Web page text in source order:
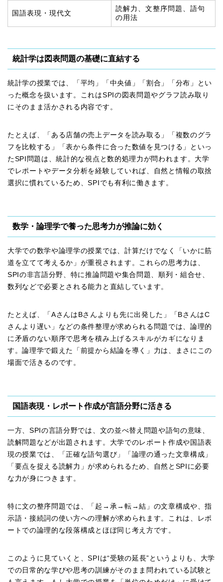
国語表現・現代文
読解力、文整序問題、語句
の用法
統計学は図表問題の基礎に直結する
統計学の授業では、「平均」「中央値」「割合」「分布」とい
った概念を扱います。これはSPIの図表問題やグラフ読み取り
にそのまま活かされる内容です。
たとえば、「ある店舗の売上データを読み取る」「複数のグラ
フを比較する」「表から条件に合った数値を見つける」といっ
たSPI問題は、統計的な視点と数的処理力が問われます。大学
でレポートやデータ分析を経験していれば、自然と情報の取捨
選択に慣れているため、SPIでも有利に働きます。
数学・論理学で養った思考力が推論に効く
大学での数学や論理学の授業では、計算だけでなく「いかに筋
道を立てて考えるか」が重視されます。これらの思考力は、
SPIの非言語分野、特に推論問題や集合問題、順列・組合せ、
数列などで必要とされる能力と直結しています。
たとえば、「AさんはBさんよりも先に出発した」「BさんはC
さんより遅い」などの条件整理が求められる問題では、論理的
に矛盾のない順序で思考を積み上げるスキルがカギになりま
す。論理学で鍛えた「前提から結論を導く」力は、まさにこの
場面で活きるのです。
国語表現・レポート作成が言語分野に活きる
一方、SPIの言語分野では、文の並べ替え問題や語句の意味、
読解問題などが出題されます。大学でのレポート作成や国語表
現の授業では、「正確な語句選び」「論理の通った文章構成」
「要点を捉える読解力」が求められるため、自然とSPIに必要
な力が身につきます。
特に文の整序問題では、「起→承→転→結」の文章構成や、指
示語・接続詞の使い方への理解が求められます。これは、レポ
ートでの論理的な段落構成とほぼ同じ考え方です。
このように見ていくと、SPIは“受験の延長”というよりも、大学
での日常的な学びや思考の訓練がそのまま問われている試験と